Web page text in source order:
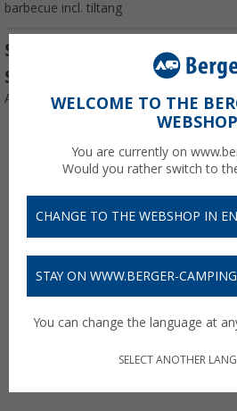
barbecue incl. tiltang
Skotti multifunctionele
Skotti barbecue incl.
Artikelnr: 540694WELCOME TO THE
You are currently on
Would you rather switch to
CHANGE TO THE WEBSHOP IN
STAY ON WWW.BERGER-
You can change the language at
SELECT ANOTHER